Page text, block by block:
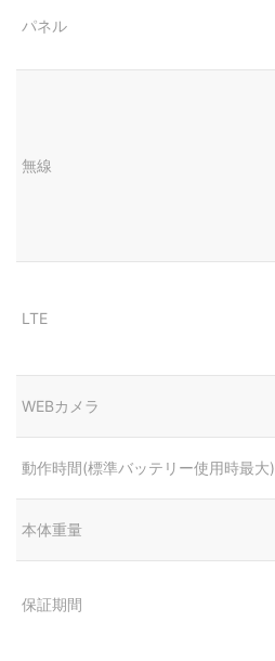
パネル
無線
LTE
WEBカメラ
動作時間(標準バッテリー使用時最大)
本体重量
保証期間